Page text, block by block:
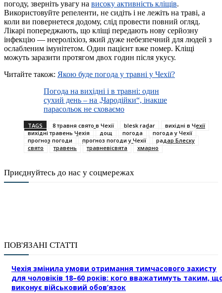
погоду, зверніть увагу на високу активність кліщів.
Використовуйте репеленти, не сидіть і не лежіть на траві, а
коли ви повернетеся додому, слід провести повний огляд.
Лікарі попереджають, що кліщі передають нову серйозну
інфекцію — неероліхіоз, який дуже небезпечний для людей з
ослабленим імунітетом. Один пацієнт вже помер. Кліщі
можуть заразити протягом двох годин після укусу.
Читайте також: Якою буде погода у травні у Чехії?
Погода на вихідні і в травні: один
сухий день – на „Чародійки“, інакше
парасольок не сховаємо
TAGS 8 травня свято в Чехії blesk radar
вихідні в Чехії
вихідні травень Чехія
дощ погода
погода у Чехії
прогноз погоди
прогноз погоди у Чехії
радар Блеску
свято
травень травневісвята хмарно
Приєднуйтесь до нас у соцмережах
ПОВ'ЯЗАНІ СТАТТІ
Чехія змінила умови отримання тимчасового захисту
для чоловіків 18–60 років: кого вважатимуть таким,
виконує військовий обов’язок